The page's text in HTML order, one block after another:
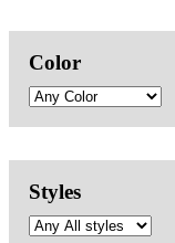
Color
Styles